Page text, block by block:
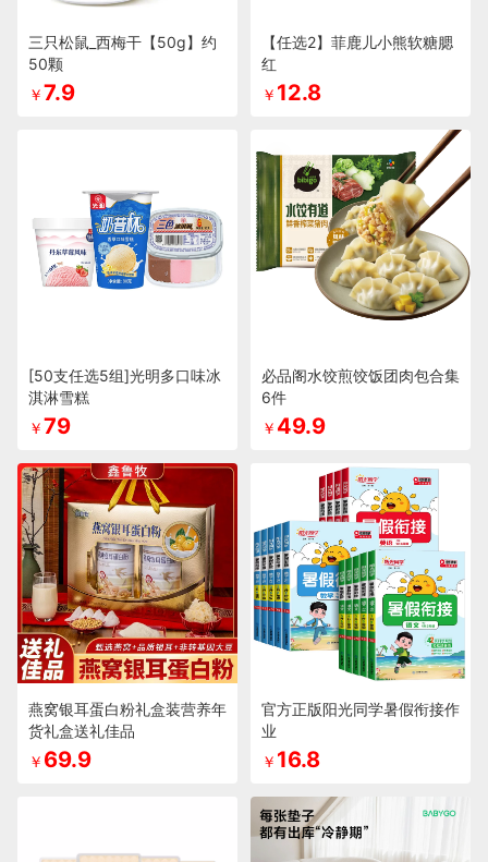
三只松鼠_西梅干【50g】约
50颗
￥7.9
【任选2】菲鹿儿小熊软糖腮
红
￥ 12.8
[50支任选5组]光明多口味冰
淇淋雪糕
￥79
必品阁水饺煎饺饭团肉包合集
6件
￥ 49.9
燕窝银耳蛋白粉礼盒装营养年
货礼盒送礼佳品
￥ 69.9
官方正版阳光同学暑假衔接作
业
￥ 16.8